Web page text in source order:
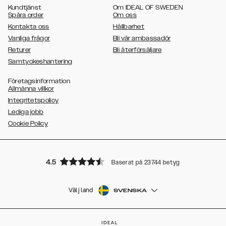
Kundtjänst
Spåra order
Kontakta oss
Vanliga frågor
Returer
Samtyckeshantering
Om IDEAL OF SWEDEN
Om oss
Hållbarhet
Bli vår ambassadör
Bli återförsäljare
Företagsinformation
Allmänna villkor
Integritetspolicy
Lediga jobb
Cookie Policy
4.5 Baserat på 23744 betyg
Välj land SVENSKA